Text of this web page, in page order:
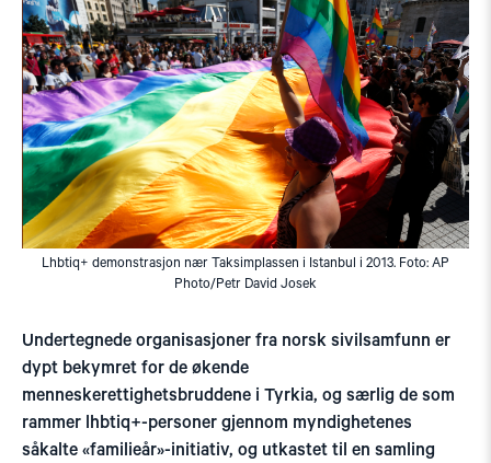
Lhbtiq+ demonstrasjon nær Taksimplassen i Istanbul i 2013. Foto: AP
Photo/Petr David Josek
Undertegnede organisasjoner fra norsk sivilsamfunn er
dypt bekymret for de økende
menneskerettighetsbruddene i Tyrkia, og særlig de som
rammer lhbtiq+-personer gjennom myndighetenes
såkalte «familieår»-initiativ, og utkastet til en samling